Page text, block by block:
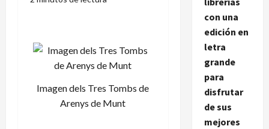
Imagen dels Tres Tombs de
Arenys de Munt
con una
edición en
letra
grande
para
disfrutar
de sus
mejores